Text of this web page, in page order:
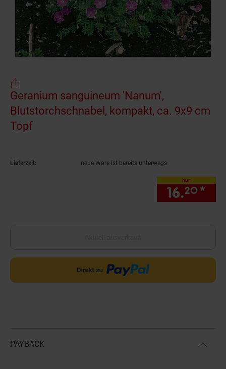
Geranium sanguineum 'Nanum',
Blutstorchschnabel, kompakt, ca. 9x9 cm
Topf
Lieferzeit: neue Ware ist bereits unterwegs
nur
16.20 *
PAYBACK